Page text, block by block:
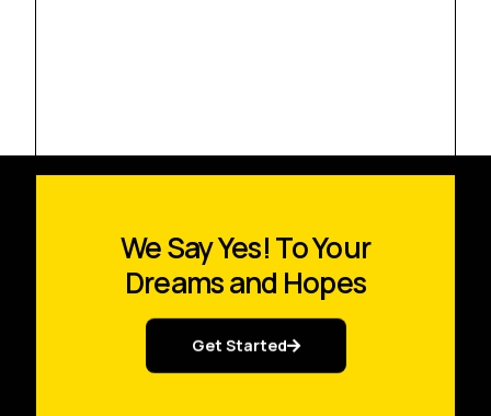
We Say Yes! To Your
Dreams and Hopes
Get Started